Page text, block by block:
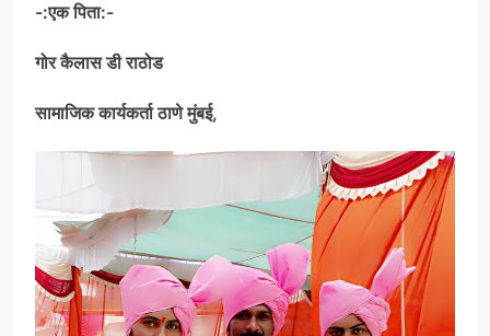
-:एक पिता:-
गोर कैलास डी राठोड
सामाजिक कार्यकर्ता ठाणे मुंबई,